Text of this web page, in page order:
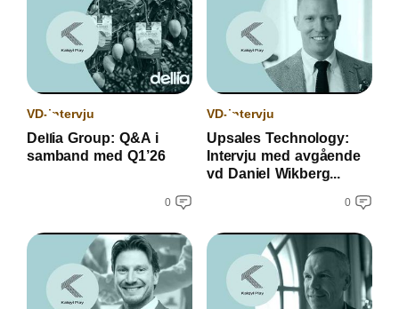
VD-intervju
Dellia Group: Q&A i
samband med Q1’26
0
VD-intervju
Upsales Technology:
Intervju med avgående
vd Daniel Wikberg...
0